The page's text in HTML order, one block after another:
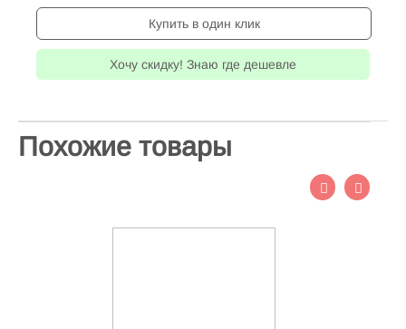
Купить в один клик
Хочу скидку! Знаю где дешевле
Похожие товары